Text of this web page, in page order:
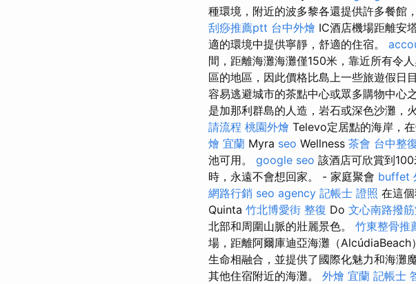
種環境，附近的波多黎各還提供許多餐館
刮痧推薦ptt 台中外燴 IC酒店機場距離安
適的環境中提供寧靜，舒適的住宿。
間，距離海灘海灘僅150米，靠近所有令
區的地區，因此價格比島上一些旅遊假日
容易逃避城市的茶點中心或眾多購物中心
是加那利群島的人造，岩石或深色沙灘，
請流程 桃園外燴 Televo定居點的海岸，
燴 宜蘭 Myra seo Wellness 茶會 台中整
池可用。 google seo 該酒店可欣賞到
時，永遠不會想回家。 - 家庭聚會 buffet
網路行銷 seo agency 記帳士 證照 在這
Quinta 竹北博愛街 整復 Do 文心南路撥
北部和周圍山脈的壯麗景色。 竹東整骨推
場，距離阿爾庫迪亞海灘（AlcúdiaBeach
生命相融合，並提供了國際化魅力和海灘
其他住宿附近的海灘。 外燴 宜蘭 記帳士